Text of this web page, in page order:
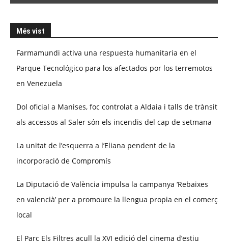
Més vist
Farmamundi activa una respuesta humanitaria en el
Parque Tecnológico para los afectados por los terremotos
en Venezuela
Dol oficial a Manises, foc controlat a Aldaia i talls de trànsit
als accessos al Saler són els incendis del cap de setmana
La unitat de l’esquerra a l’Eliana pendent de la
incorporació de Compromís
La Diputació de València impulsa la campanya ‘Rebaixes
en valencià’ per a promoure la llengua propia en el comerç
local
El Parc Els Filtres acull la XVI edició del cinema d’estiu